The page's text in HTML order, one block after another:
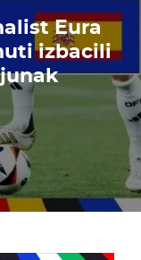
Eura
izbacili